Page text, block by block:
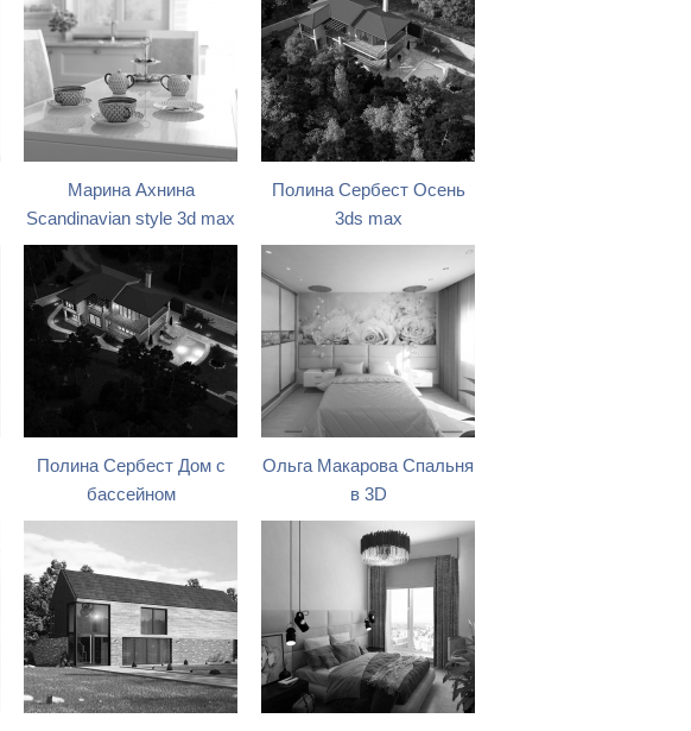
Марина Ахнина
Scandinavian style 3d max
Полина Сербест Осень
3ds max
Полина Сербест Дом с
бассейном
Ольга Макарова Спальня
в 3D